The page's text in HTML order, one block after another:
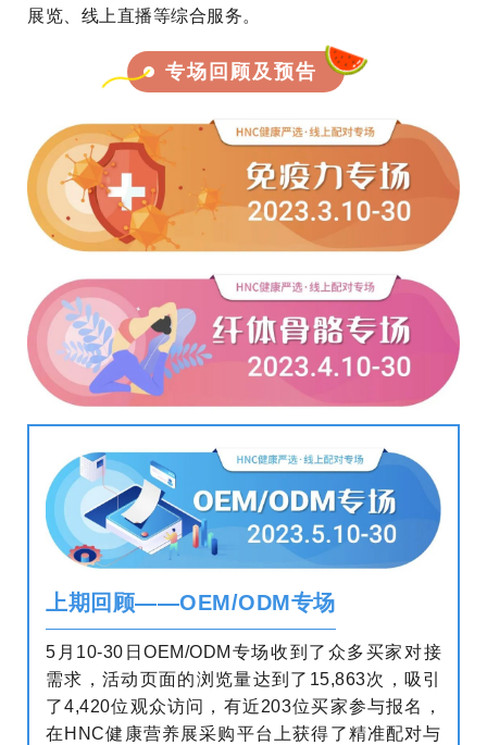
展览、线上直播等综合服务。
专场回顾及预告
上期回顾——OEM/ODM专场
5月10-30日OEM/ODM专场收到了众多买家对接
需求，活动页面的浏览量达到了15,863次，吸引
了4,420位观众访问，有近203位买家参与报名，
在HNC健康营养展采购平台上获得了精准配对与